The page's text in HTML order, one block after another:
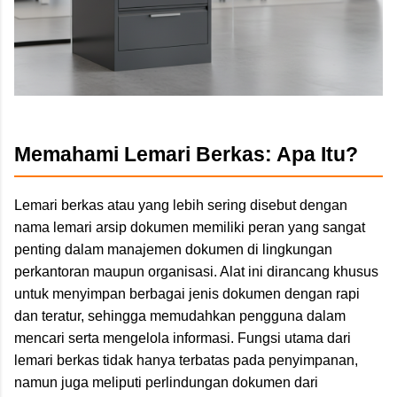
Memahami Lemari Berkas: Apa Itu?
Lemari berkas atau yang lebih sering disebut dengan
nama lemari arsip dokumen memiliki peran yang sangat
penting dalam manajemen dokumen di lingkungan
perkantoran maupun organisasi. Alat ini dirancang khusus
untuk menyimpan berbagai jenis dokumen dengan rapi
dan teratur, sehingga memudahkan pengguna dalam
mencari serta mengelola informasi. Fungsi utama dari
lemari berkas tidak hanya terbatas pada penyimpanan,
namun juga meliputi perlindungan dokumen dari